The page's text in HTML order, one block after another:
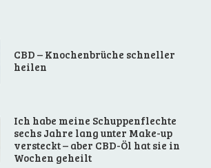
CBD – Knochenbrüche schneller
heilen
Ich habe meine Schuppenflechte
sechs Jahre lang unter Make-up
versteckt – aber CBD-Öl hat sie in
Wochen geheilt